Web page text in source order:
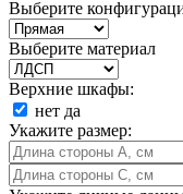
Выберите
Выберите материал
Верхние шкафы:
нет да
Укажите размер: